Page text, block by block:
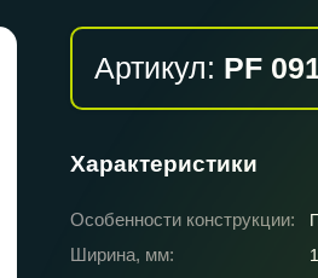
Артикул: PF
Характеристики
Особенности конструкции:
Ширина, мм: